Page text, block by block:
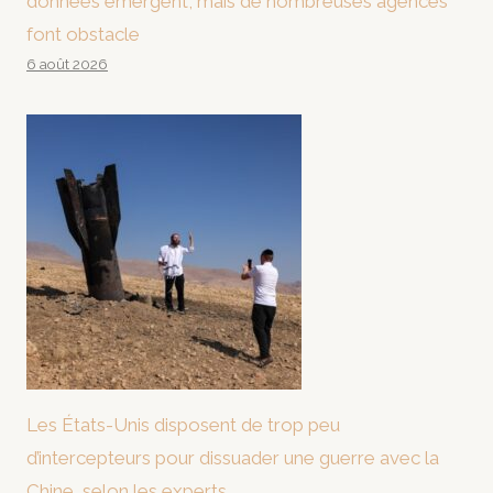
font obstacle
6 août 2026
Les États-Unis disposent de trop peu
d’intercepteurs pour dissuader une guerre avec la